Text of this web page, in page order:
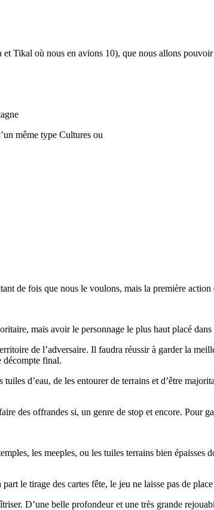
Tikal où nous en avions 10), que nous allons
même type Cultures ou
de fois que nous le voulons, mais la première
mais avoir le personnage le plus haut placé
de l’adversaire. Il faudra réussir à garder la
décompte final.
d’eau, de les entourer de terrains et d’être
des offrandes si, un genre de stop et encore. Pour
les meeples, ou les tuiles terrains bien
le tirage des cartes fête, le jeu ne laisse pas de place
D’une belle profondeur et une très grande